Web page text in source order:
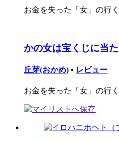
お金を失った「女」の行
かの女は宝くじに当
丘芽(おかめ) • レビュー
お金を失った「女」の行